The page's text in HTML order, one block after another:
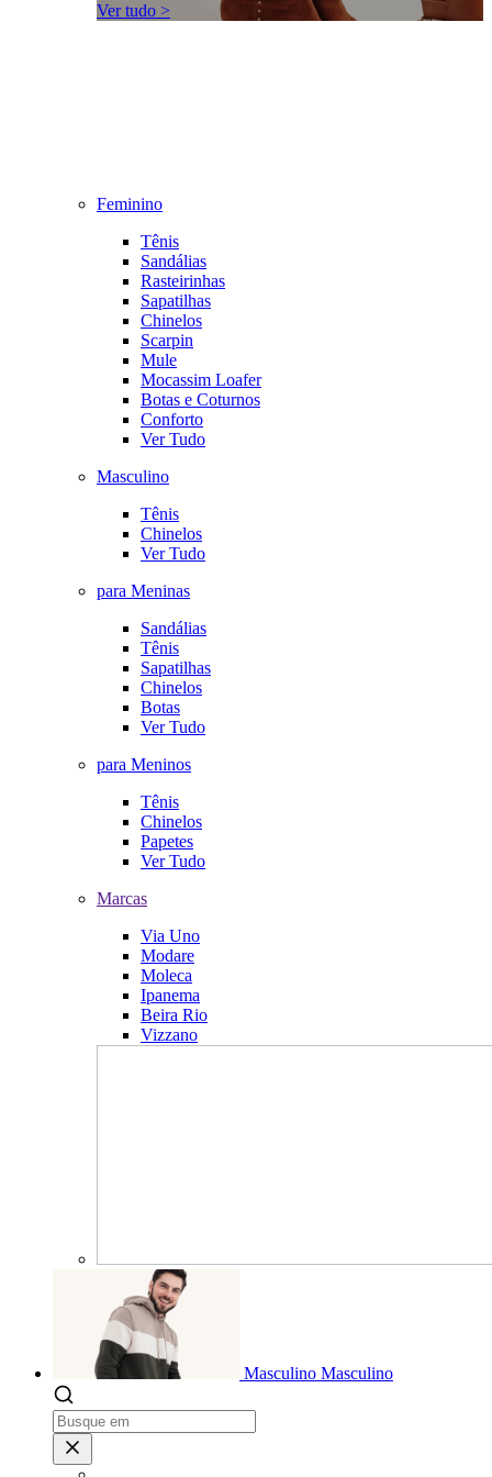
Ver tudo >
Feminino
Tênis
Sandálias
Rasteirinhas
Sapatilhas
Chinelos
Scarpin
Mule
Mocassim Loafer
Botas e Coturnos
Conforto
Ver Tudo
Masculino
Tênis
Chinelos
Ver Tudo
para Meninas
Sandálias
Tênis
Sapatilhas
Chinelos
Botas
Ver Tudo
para Meninos
Tênis
Chinelos
Papetes
Ver Tudo
Marcas
Via Uno
Modare
Moleca
Ipanema
Beira Rio
Vizzano
Masculino Masculino